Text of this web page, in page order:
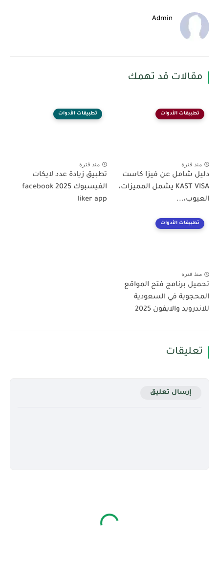
Admin
مقالات قد تهمك
تطبيقات الأدوات
منذ فترة
دليل شامل عن فيزا كاست
KAST VISA يشمل المميزات،
العيوب،...
تطبيقات الأدوات
منذ فترة
تطبيق زيادة عدد لايكات
الفيسبوك 2025 facebook
liker app
تطبيقات الأدوات
منذ فترة
تحميل برنامج فتح المواقع
المحجوبة في السعودية
للاندرويد والايفون 2025
تعليقات
إرسال تعليق